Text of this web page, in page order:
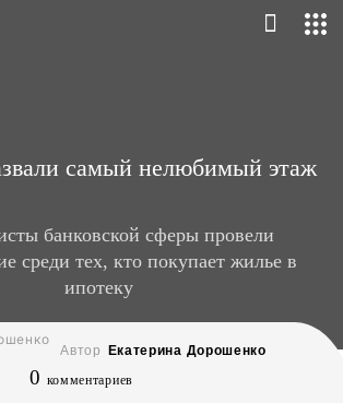
самый нелюбимый этаж
банковской сферы провели
среди тех, кто покупает жилье в
ипотеку
Автор Екатерина Дорошенко
0 комментариев